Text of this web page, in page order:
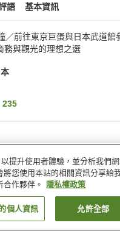
語 基本資訊
／前往東京巨蛋與日本武道館
務與觀光的理想之選
235
自動販賣機
找客房
提升使用者體驗，並分析我們
將您使用本站的相關資訊分享給
作夥伴。
隱私權政策
個人資訊 允許全部